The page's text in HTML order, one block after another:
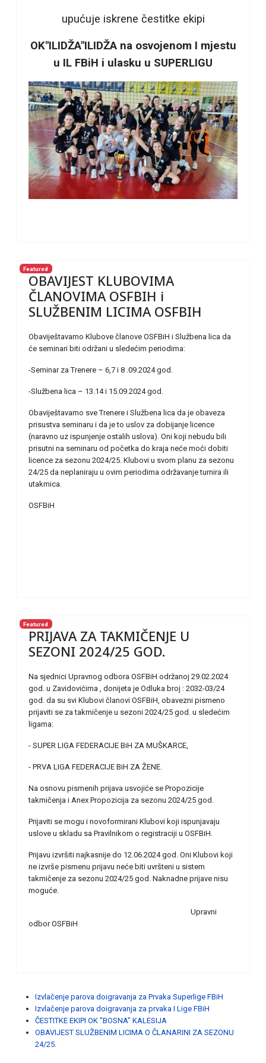
upućuje iskrene čestitke ekipi
OK"ILIDŽA"ILIDŽA na osvojenom I mjestu
u IL FBiH i ulasku u SUPERLIGU
Featured
OBAVIJEST KLUBOVIMA
ČLANOVIMA OSFBIH i
SLUŽBENIM LICIMA OSFBIH
Obaviještavamo Klubove članove OSFBiH i Službena lica da
će seminari biti održani u sledećim periodima:
-Seminar za Trenere – 6,7 i 8 .09.2024 god.
-Službena lica – 13.14 i 15.09.2024 god.
Obaviještavamo sve Trenere i Službena lica da je obaveza
prisustva seminaru i da je to uslov za dobijanje licence
(naravno uz ispunjenje ostalih uslova). Oni koji nebudu bili
prisutni na seminaru od početka do kraja neće moći dobiti
licence za sezonu 2024/25. Klubovi u svom planu za sezonu
24/25 da neplaniraju u ovim periodima održavanje turnira ili
utakmica.
OSFBiH
Featured
PRIJAVA ZA TAKMIČENJE U
SEZONI 2024/25 GOD.
Na sjednici Upravnog odbora OSFBiH održanoj 29.02.2024
god. u Zavidovićima , donijeta je Odluka broj : 2032-03/24
god. da su svi Klubovi članovi OSFBiH, obavezni pismeno
prijaviti se za takmičenje u sezoni 2024/25 god. u sledećim
ligama:
- SUPER LIGA FEDERACIJE BiH ZA MUŠKARCE,
- PRVA LIGA FEDERACIJE BiH ZA ŽENE.
Na osnovu pismenih prijava usvojiće se Propozicije
takmičenja i Anex Propozicija za sezonu 2024/25 god.
Prijaviti se mogu i novoformirani Klubovi koji ispunjavaju
uslove u skladu sa Pravilnikom o registraciji u OSFBiH.
Prijavu izvršiti najkasnije do 12.06.2024 god. Oni Klubovi koji
ne izvrše pismenu prijavu neće biti uvršteni u sistem
takmičenje za sezonu 2024/25 god. Naknadne prijave nisu
moguće.
Upravni
odbor OSFBiH
Izvlačenje parova doigravanja za Prvaka Superlige FBiH
Izvlačenje parova doigravanja za prvaka I Lige FBiH
ČESTITKE EKIPI OK "BOSNA" KALESIJA
OBAVIJEST SLUŽBENIM LICIMA O ČLANARINI ZA SEZONU
24/25.